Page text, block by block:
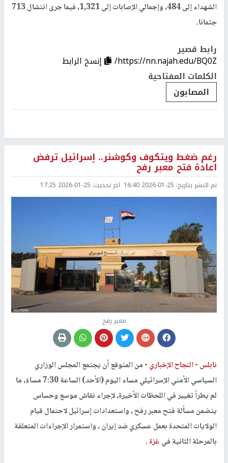
الشهداء إلى 484، وإجمالي الإصابات إلى 1,321، فيما جرى انتشال 713
جثمانا.
رابط قصير
https://nn.najah.edu/BQ0Z/
إنسخ الرابط
الكلمات المفتاحية
المصابون
رغم ضغط ويتكوف وكوشنر.. إسرائيل ترفض
اعادة فتح معبر رفح
تم النشر بتاريخ: 2026-01-25 16:40 اخر تحديث: 2026-01-25 17:25
معبر رفح
نابلس -النجاح الإخباري -من المتوقع أن يجتمع المجلس الوزاري
السياسي الأمني الإسرائيلي ​​مساء اليوم (الأحد) الساعة 7:30 مساءً، ما
لم يطرأ تغيير في اللحظات الأخيرة، لإجراء نقاش موسع وحساس
يتضمن مسألة فتح معبر رفح ، واستعدادات إسرائيل لاحتمال قيام
الولايات المتحدة بعمل عسكري ضد إيران ، واستمرار الإجراءات المتعلقة
بالمرحلة الثانية فيغزة.